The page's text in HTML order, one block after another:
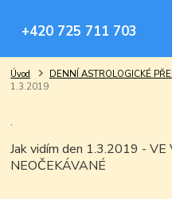
+420 725 711 703
Úvod DENNÍ ASTROLOGICKÉ
1.3.2019
.
Jak vidím den 1.3.2019 - VE
NEOČEKÁVANÉ